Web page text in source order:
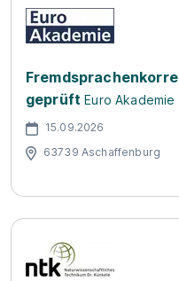
geprüft Euro Akademie
15.09.2026
63739 Aschaffenburg